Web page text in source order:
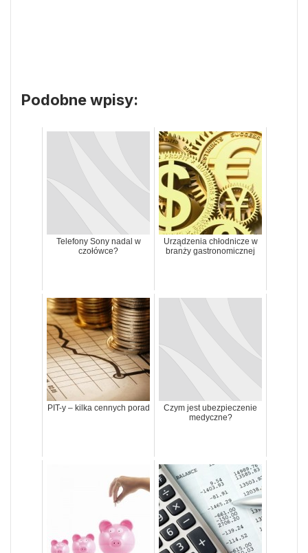
Podobne wpisy:
Telefony Sony nadal w
czołówce?
Urządzenia chłodnicze w
branży gastronomicznej
PIT-y – kilka cennych porad
Czym jest ubezpieczenie
medyczne?